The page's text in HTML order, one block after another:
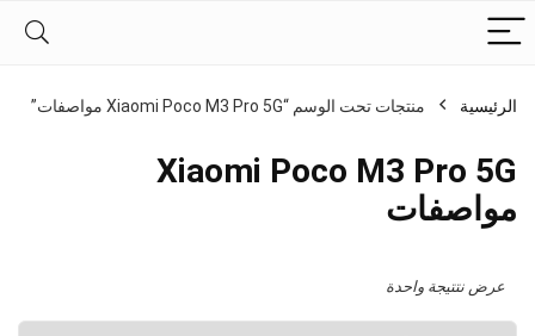
الرئيسية منتجات تحت الوسم “Xiaomi Poco M3 Pro 5G مواصفات”
Xiaomi Poco M3 Pro 5G
مواصفات
عرض نتتيجة واحدة